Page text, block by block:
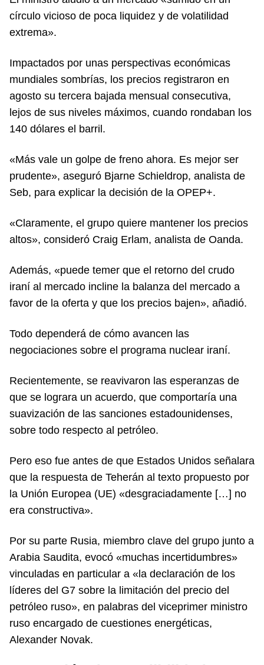
círculo vicioso de poca liquidez y de volatilidad
extrema».
Impactados por unas perspectivas económicas
mundiales sombrías, los precios registraron en
agosto su tercera bajada mensual consecutiva,
lejos de sus niveles máximos, cuando rondaban los
140 dólares el barril.
«Más vale un golpe de freno ahora. Es mejor ser
prudente», aseguró Bjarne Schieldrop, analista de
Seb, para explicar la decisión de la OPEP+.
«Claramente, el grupo quiere mantener los precios
altos», consideró Craig Erlam, analista de Oanda.
Además, «puede temer que el retorno del crudo
iraní al mercado incline la balanza del mercado a
favor de la oferta y que los precios bajen», añadió.
Todo dependerá de cómo avancen las
negociaciones sobre el programa nuclear iraní.
Recientemente, se reavivaron las esperanzas de
que se lograra un acuerdo, que comportaría una
suavización de las sanciones estadounidenses,
sobre todo respecto al petróleo.
Pero eso fue antes de que Estados Unidos señalara
que la respuesta de Teherán al texto propuesto por
la Unión Europea (UE) «desgraciadamente […] no
era constructiva».
Por su parte Rusia, miembro clave del grupo junto a
Arabia Saudita, evocó «muchas incertidumbres»
vinculadas en particular a «la declaración de los
líderes del G7 sobre la limitación del precio del
petróleo ruso», en palabras del viceprimer ministro
ruso encargado de cuestiones energéticas,
Alexander Novak.